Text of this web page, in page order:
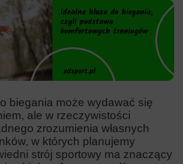
biegania może wydawać się
ale w rzeczywistości
zrozumienia własnych
w których planujemy
strój sportowy ma znaczący